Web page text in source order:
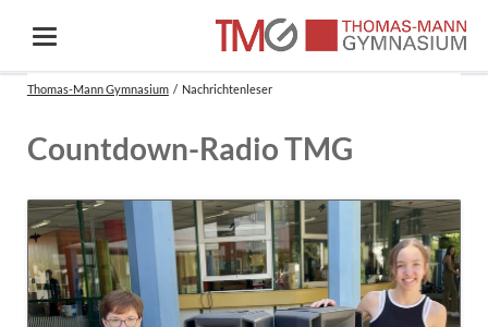
Thomas-Mann Gymnasium Nachrichtenleser
Countdown-Radio TMG